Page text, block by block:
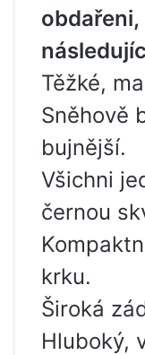
Těžké,
Sněhově
bujnější.
Všichni
černou
krku.
Široká
Hluboký,